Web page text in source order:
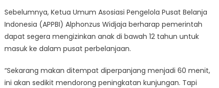
Sebelumnya, Ketua Umum Asosiasi Pengelola Pusat Belanja
Indonesia (APPBI) Alphonzus Widjaja berharap pemerintah
dapat segera mengizinkan anak di bawah 12 tahun untuk
masuk ke dalam pusat perbelanjaan.
“Sekarang makan ditempat diperpanjang menjadi 60 menit,
ini akan sedikit mendorong peningkatan kunjungan. Tapi